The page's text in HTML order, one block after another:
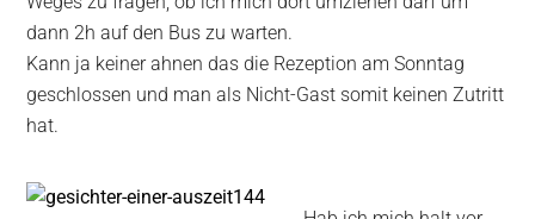
dann 2h auf den Bus zu warten.
Kann ja keiner ahnen das die Rezeption am Sonntag
geschlossen und man als Nicht-Gast somit keinen Zutritt
hat.